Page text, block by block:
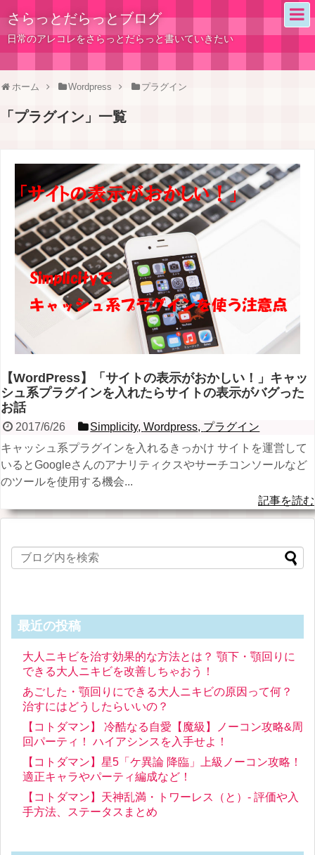
さらっとだらっとブログ
日常のアレコレをさらっとだらっと書いていきたい
ホーム Wordpress プラグイン
「 プラグイン 」 一覧
【WordPress】「サイトの表示がおかしい！」キャッ
シュ系プラグインを入れたらサイトの表示がバグった
お話
2017/6/26 Simplicity,Wordpress, プラグイン
キャッシュ系プラグインを入れるきっかけ サイトを運営して
いるとGoogleさんのアナリティクスやサーチコンソールなど
のツールを使用する機会...
記事を読む
最近の投稿
大人ニキビを治す効果的な方法とは？ 顎下・顎回りに
できる大人ニキビを改善しちゃおう！
あごした・顎回りにできる大人ニキビの原因って何？
治すにはどうしたらいいの？
【コトダマン】 冷酷なる自愛【魔級】ノーコン攻略&周
回パーティ！ ハイアシンスを入手せよ！
【コトダマン】星5「ケ異論 降臨」上級ノーコン攻略！
適正キャラやパーティ編成など！
【コトダマン】天神乱満・トワーレス（と）- 評価や入
手方法、ステータスまとめ